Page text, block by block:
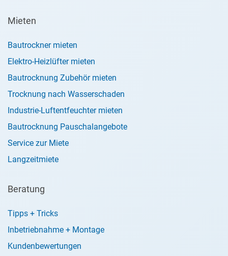
Mieten
Bautrockner mieten
Elektro-Heizlüfter mieten
Bautrocknung Zubehör mieten
Trocknung nach Wasserschaden
Industrie-Luftentfeuchter mieten
Bautrocknung Pauschalangebote
Service zur Miete
Langzeitmiete
Beratung
Tipps + Tricks
Inbetriebnahme + Montage
Kundenbewertungen